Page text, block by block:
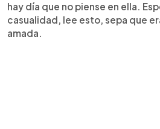
hay día que no piense en ella.
casualidad, lee esto, sepa que
amada.